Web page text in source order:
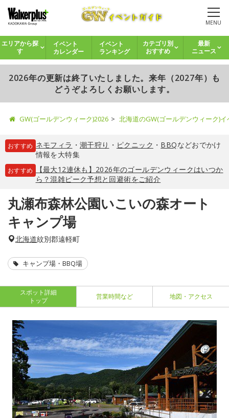
MENU
エリアから探
す
イベント
カレンダー
イベント
ランキング
カテゴリ別
おすすめ
最新
ニュース
2026年の更新は終了いたしました。来年（2027年）も
どうぞよろしくお願いします。
GW(ゴールデンウィーク)2026 北海道のGW(ゴールデンウィーク)
おすすめ ネモフィラ ・ 潮干狩り ・ ピクニック ・ BBQなどおでかけ
情報を大特集
おすすめ
【最大12連休も】2026年のゴールデンウィークはいつか
ら？混雑ピーク予想と回避術をご紹介
丸瀬布森林公園いこいの森オート
キャンプ場
北海道紋別郡遠軽町
キャンプ場・BBQ場
スポット詳細
トップ
営業時間など 地図・アクセス